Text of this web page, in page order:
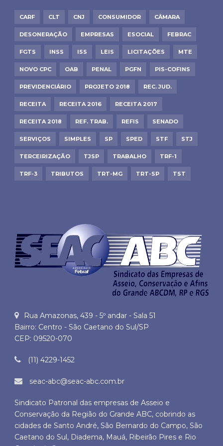
CARF CLT CNJ CONSUMIDOR CÂMARA
DESONERAÇÃO EMPRESAS ESOCIAL FEBRAC
FGTS INSS ISS LEIS LICITAÇÕES MTE
NOVO CPC OAB PENAL PGFN PIS-COFINS
PREVIDENCIÁRIO PROJETO 2018 REC. JUD.
RECEITA RECEITA 2016 RECEITA 2017
RECEITA 2018 REF. TRAB. REFIS SENADO
SERVIÇOS SIMPLES SP SPED STF STJ
TERCEIRIZAÇÃO TJSP TRABALHO TRF-1
TRF-3 TRIBUTOS TRT-MG TRT-SP TST
Rua Amazonas, 439 - 5º andar - Sala 51
Bairro: Centro - São Caetano do Sul/SP
CEP: 09520-070
(11) 4229-1452
seac-abc@seac-abc.com.br
Sindicato Patronal das empresas de Asseio e
Conservação da Região do Grande ABC, cobrindo as
cidades de Santo André, São Bernardo do Campo, São
Caetano do Sul, Diadema, Mauá, Ribeirão Pires e Rio